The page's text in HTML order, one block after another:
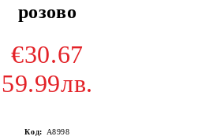
розово
€30.67
59.99лв.
Код: A8998